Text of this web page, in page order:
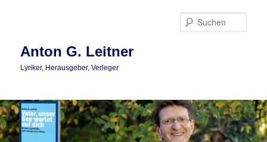
Anton G. Leitner
Lyriker, Herausgeber, Verleger